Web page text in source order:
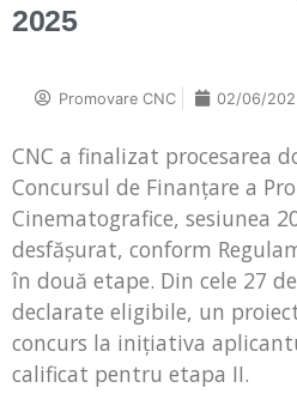
2025
Promovare CNC 02/06/
CNC a finalizat procesarea
Concursul de Finanțare a
Cinematografice, sesiunea
desfășurat, conform
în două etape. Din cele 27
declarate eligibile, un
concurs la inițiativa
calificat pentru etapa II.